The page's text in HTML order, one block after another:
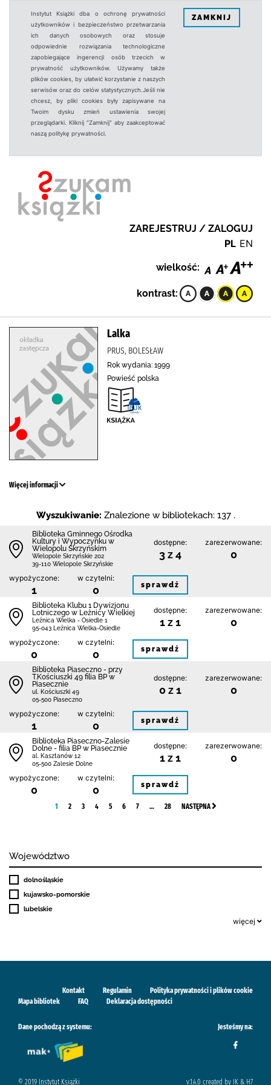
Instytut Książki dba o ochronę prywatności
użytkowników i bezpieczeństwo przetwarzania
ich danych osobowych oraz stosuje
odpowiednie rozwiązania technologiczne
zapobiegające ingerencji osób trzecich w
prywatność użytkowników. Używamy także
plików cookies, by ułatwić korzystanie z naszych
serwisów oraz do celów statystycznych.Jeśli nie
chcesz, by pliki cookies były zapisywane na
Twoim dysku zmień ustawienia swojej
przeglądarki. Kliknij "Zamknij" aby zaakceptować
naszą politykę prywatności.
ZAMKNIJ
ZAREJESTRUJ / ZALOGUJ
PL EN
wielkość:
kontrast:
Lalka
PRUS, BOLESŁAW
Rok wydania: 1999
Powieść polska
Więcej informacji
Wyszukiwanie: Znalezione w bibliotekach: 137 .
Biblioteka Gminnego Ośrodka
Kultury i Wypoczynku w
Wielopolu Skrzyńskim
Wielopole Skrzyńskie 202
39-110 Wielopole Skrzyńskie
dostępne:
3 z 4
zarezerwowane:
0
wypożyczone:
1
w czytelni:
0 sprawdź
Biblioteka Klubu 1 Dywizjonu
Lotniczego w Leźnicy Wielkiej
Leźnica Wielka - Osiedle 1
95-043 Leźnica Wielka-Osiedle
dostępne:
1 z 1
zarezerwowane:
0
wypożyczone:
0
w czytelni:
0 sprawdź
Biblioteka Piaseczno - przy
T.Kościuszki 49 filia BP w
Piasecznie
ul. Kościuszki 49
05-500 Piaseczno
dostępne:
0 z 1
zarezerwowane:
0
wypożyczone:
1
w czytelni:
0 sprawdź
Biblioteka Piaseczno-Zalesie
Dolne - filia BP w Piasecznie
al. Kasztanów 12
05-500 Zalesie Dolne
dostępne:
1 z 1
zarezerwowane:
0
wypożyczone:
0
w czytelni:
0 sprawdź
1 2 3 4 5 6 7 … 28 NASTĘPNA
Województwo
dolnośląskie
kujawsko-pomorskie
lubelskie
więcej
Kontakt Regulamin
Polityka prywatności i plików cookie
Mapa bibliotek
FAQ Deklaracja dostępności
Dane pochodzą z systemu: Jesteśmy na:
© 2019 Instytut Książki v.1.4.0 created by IK & H7